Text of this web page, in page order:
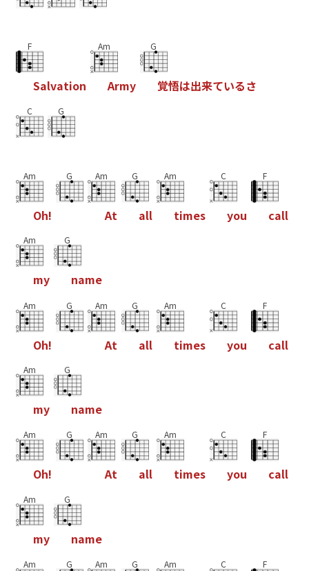
F
Salvation
Am
Army
G
覚悟は出来ているさ
C G
Am
Oh!
G Am
At
G
all
Am
times
C
you
F
call
Am
my
G
name
Am
Oh!
G Am
At
G
all
Am
times
C
you
F
call
Am
my
G
name
Am
Oh!
G Am
At
G
all
Am
times
C
you
F
call
Am
my
G
name
Am G Am G Am C F